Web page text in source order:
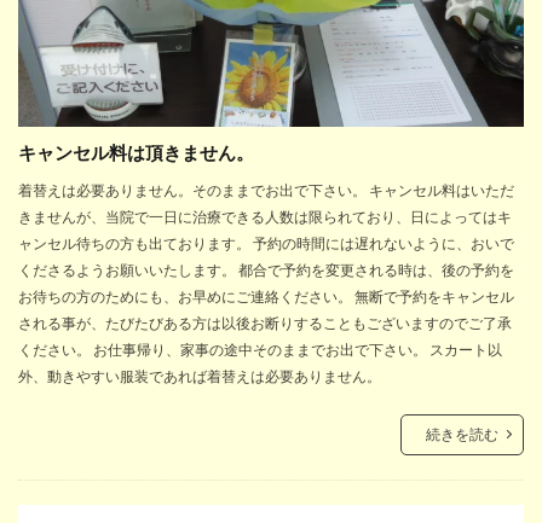
キャンセル料は頂きません。
着替えは必要ありません。そのままでお出で下さい。 キャンセル料はいただ
きませんが、当院で一日に治療できる人数は限られており、日によってはキ
ャンセル待ちの方も出ております。 予約の時間には遅れないように、おいで
くださるようお願いいたします。 都合で予約を変更される時は、後の予約を
お待ちの方のためにも、お早めにご連絡ください。 無断で予約をキャンセル
される事が、たびたびある方は以後お断りすることもございますのでご了承
ください。 お仕事帰り、家事の途中そのままでお出で下さい。 スカート以
外、動きやすい服装であれば着替えは必要ありません。
続きを読む